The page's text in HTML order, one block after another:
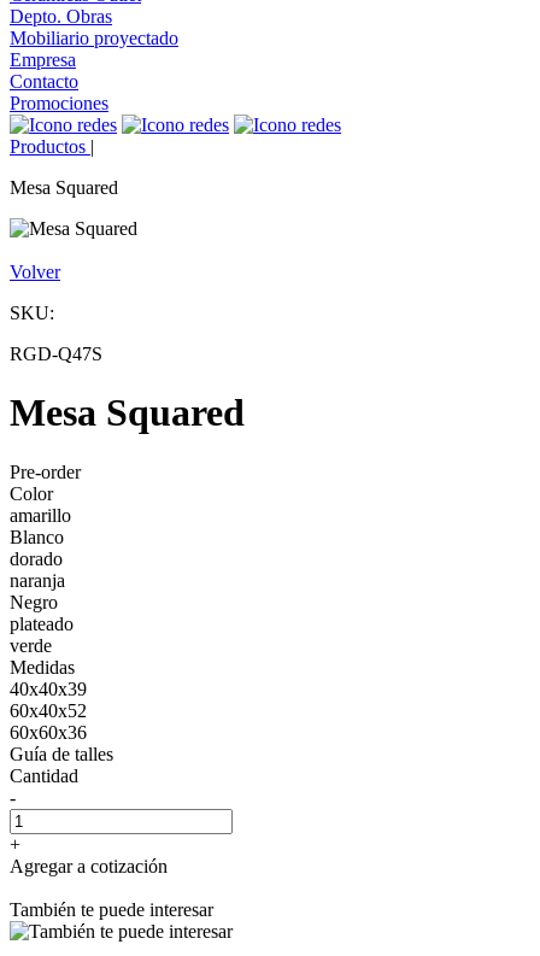
Depto. Obras
Mobiliario proyectado
Empresa
Contacto
Promociones
Productos |
Mesa Squared
Volver
SKU:
RGD-Q47S
Mesa Squared
Pre-order
Color
amarillo
Blanco
dorado
naranja
Negro
plateado
verde
Medidas
40x40x39
60x40x52
60x60x36
Guía de talles
Cantidad
-
+
Agregar a cotización
También te puede interesar